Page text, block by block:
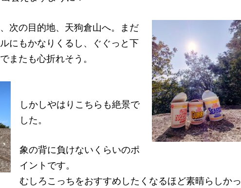
次の目的地、天狗倉山へ。まだ
にもかなりくるし、ぐぐっと下
またも心折れそう。
しかしやはりこちらも絶景で
した。
象の背に負けないくらいのポ
イントです。
むしろこっちをおすすめしたくなるほど素晴らしかっ